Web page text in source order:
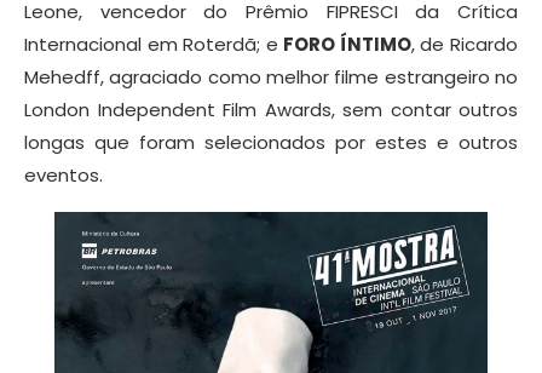
Leone, vencedor do Prêmio FIPRESCI da Crítica
Internacional em Roterdã; e FORO ÍNTIMO, de Ricardo
Mehedff, agraciado como melhor filme estrangeiro no
London Independent Film Awards, sem contar outros
longas que foram selecionados por estes e outros
eventos.